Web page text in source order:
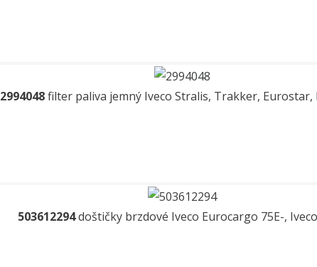
2994048filter paliva jemný Iveco Stralis, Trakker, Eurostar,
503612294doštičky brzdové Iveco Eurocargo 75E-,